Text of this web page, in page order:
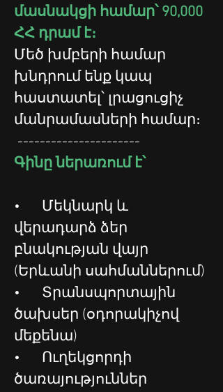
մասնակցի համար՝ 90,000
ՀՀ դրամ է։
Մեծ խմբերի համար
խնդրում ենք կապ
հաստատել՝ լրացուցիչ
մանրամասների համար։
----------------------
Գինը ներառում է՝
•	Մեկնարկ և
վերադարձ ձեր
բնակության վայր
(Երևանի սահմաններում)
•	Տրանսպորտային
ծախսեր (օդորակիչով
մեքենա)
•	Ուղեկցորդի
ծառայություններ